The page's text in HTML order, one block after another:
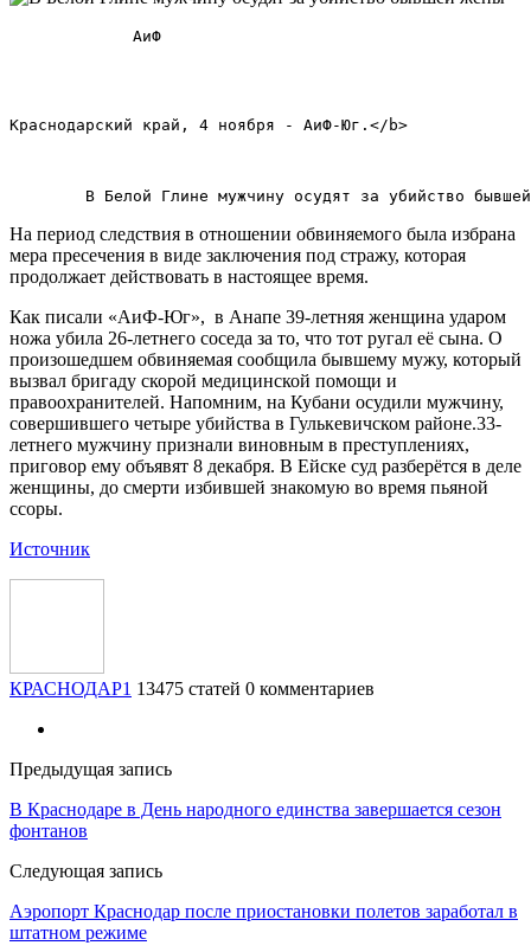
             АиФ
Краснодарский край, 4 ноября - АиФ-Юг.</b>
На период следствия в отношении обвиняемого была избрана
мера пресечения в виде заключения под стражу, которая
продолжает действовать в настоящее время.
Как писали «АиФ-Юг», в Анапе 39-летняя женщина ударом
ножа убила 26-летнего соседа за то, что тот ругал её сына. О
произошедшем обвиняемая сообщила бывшему мужу, который
вызвал бригаду скорой медицинской помощи и
правоохранителей. Напомним, на Кубани осудили мужчину,
совершившего четыре убийства в Гулькевичском районе.33-
летнего мужчину признали виновным в преступлениях,
приговор ему объявят 8 декабря. В Ейске суд разберётся в деле
женщины, до смерти избившей знакомую во время пьяной
ссоры.
Источник
КРАСНОДАР1 13475 статей 0 комментариев
Предыдущая запись
В Краснодаре в День народного единства завершается сезон
фонтанов
Следующая запись
Аэропорт Краснодар после приостановки полетов заработал в
штатном режиме